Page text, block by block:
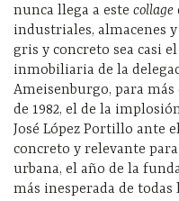
nunca llega a este collage
industriales, almacenes
gris y concreto sea casi
inmobiliaria de la
Ameisenburgo, para más
de 1982, el de la
José López Portillo ante
concreto y relevante
urbana, el año de la
más inesperada de todas